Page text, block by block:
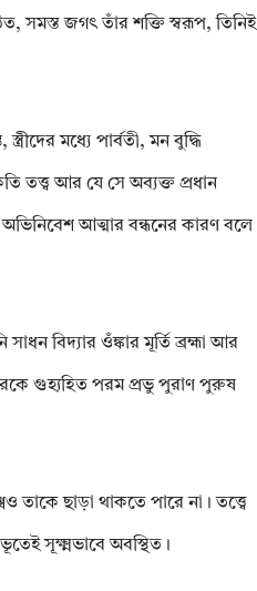
সমস্ত জগৎ তাঁর শক্তি স্বরূপ, তিনিই
মধ্যে পার্বতী, মন বুদ্ধি
তত্ত্ব আর যে সে অব্যক্ত প্রধান
আত্মার বন্ধনের কারণ বলে
বিদ্যার ওঁঙ্কার মূর্তি ব্রহ্মা আর
গুহ্যহিত পরম প্রভু পুরাণ পুরুষ
তাকে ছাড়া থাকতে পারে না। তত্ত্বে
সূক্ষ্মভাবে অবস্থিত।